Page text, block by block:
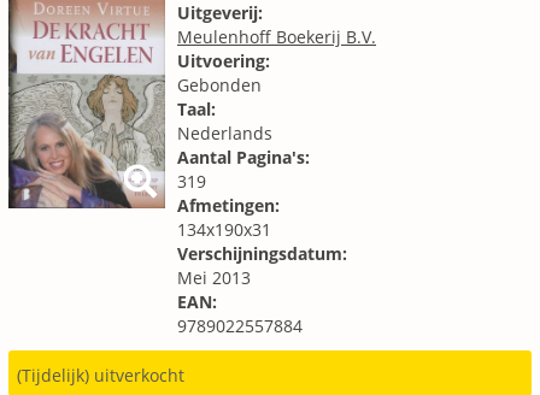
Uitgeverij:
Meulenhoff Boekerij B.V.
Uitvoering:
Gebonden
Taal:
Nederlands
Aantal Pagina's:
319
Afmetingen:
134x190x31
Verschijningsdatum:
Mei 2013
EAN:
9789022557884
(Tijdelijk) uitverkocht